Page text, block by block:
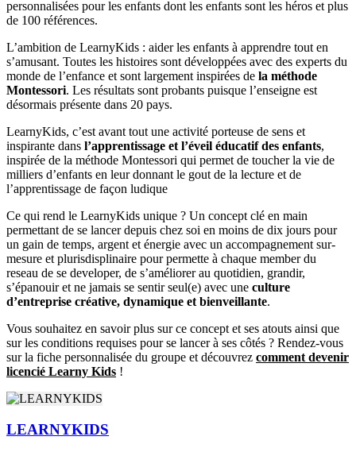
personnalisées pour les enfants dont les enfants sont les héros et plus
de 100 références.
L’ambition de LearnyKids : aider les enfants à apprendre tout en
s’amusant. Toutes les histoires sont développées avec des experts du
monde de l’enfance et sont largement inspirées de la méthode
Montessori. Les résultats sont probants puisque l’enseigne est
désormais présente dans 20 pays.
LearnyKids, c’est avant tout une activité porteuse de sens et
inspirante dans l’apprentissage et l’éveil éducatif des enfants,
inspirée de la méthode Montessori qui permet de toucher la vie de
milliers d’enfants en leur donnant le gout de la lecture et de
l’apprentissage de façon ludique
Ce qui rend le LearnyKids unique ? Un concept clé en main
permettant de se lancer depuis chez soi en moins de dix jours pour
un gain de temps, argent et énergie avec un accompagnement sur-
mesure et plurisdisplinaire pour permette à chaque member du
reseau de se developer, de s’améliorer au quotidien, grandir,
s’épanouir et ne jamais se sentir seul(e) avec une culture
d’entreprise créative, dynamique et bienveillante.
Vous souhaitez en savoir plus sur ce concept et ses atouts ainsi que
sur les conditions requises pour se lancer à ses côtés ? Rendez-vous
sur la fiche personnalisée du groupe et découvrez comment devenir
licencié Learny Kids !
LEARNYKIDS